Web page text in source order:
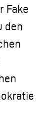
Fake
den